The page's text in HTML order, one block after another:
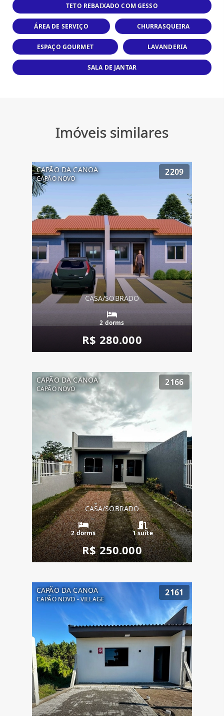
TETO REBAIXADO COM GESSO
ÁREA DE SERVIÇO CHURRASQUEIRA
ESPAÇO GOURMET LAVANDERIA
SALA DE JANTAR
Imóveis similares
CAPÃO DA CANOA
CAPÃO NOVO
2209
CASA/SOBRADO
2 dorms
R$ 280.000
CAPÃO DA CANOA
CAPÃO NOVO
2166
CASA/SOBRADO
2 dorms 1 suíte
R$ 250.000
CAPÃO DA CANOA
CAPÃO NOVO - VILLAGE
2161